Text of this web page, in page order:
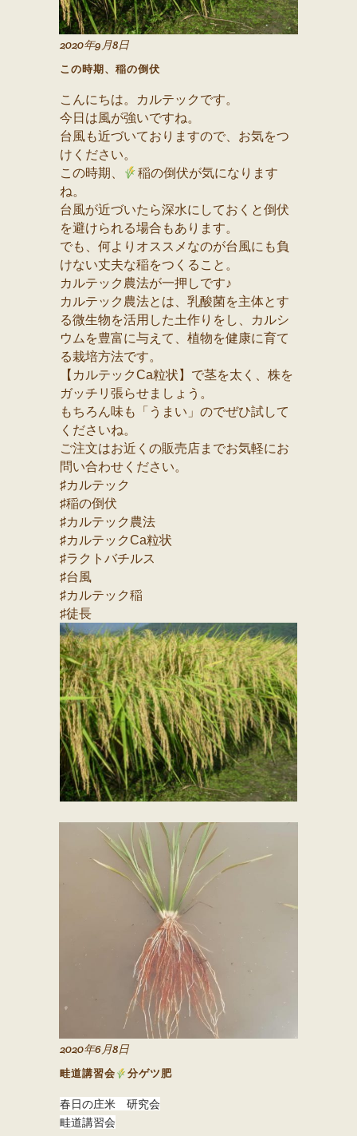
2020年9月8日
この時期、稲の倒伏
こんにちは。カルテックです。
今日は風が強いですね。
台風も近づいておりますので、お気をつ
けください。
この時期、
稲の倒伏が気になります
ね。
台風が近づいたら深水にしておくと倒伏
を避けられる場合もあります。
でも、何よりオススメなのが台風にも負
けない丈夫な稲をつくること。
カルテック農法が一押しです♪
カルテック農法とは、乳酸菌を主体とす
る微生物を活用した土作りをし、カルシ
ウムを豊富に与えて、植物を健康に育て
る栽培方法です。
【カルテックCa粒状】で茎を太く、株を
ガッチリ張らせましょう。
もちろん味も「うまい」のでぜひ試して
くださいね。
ご注文はお近くの販売店までお気軽にお
問い合わせください。
♯カルテック
♯稲の倒伏
♯カルテック農法
♯カルテックCa粒状
♯ラクトバチルス
♯台風
♯カルテック稲
♯徒長
2020年6月8日
畦道講習会 分ゲツ肥
春日の庄米 研究会
畦道講習会